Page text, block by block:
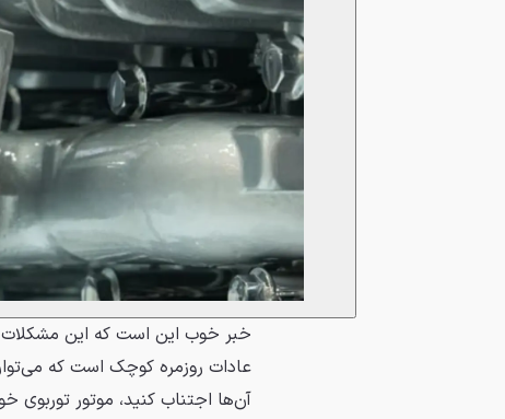
خبر خوب این است که این مشکلات
عادات روزمره کوچک است که
آن‌ها اجتناب کنید، موتور توربوی